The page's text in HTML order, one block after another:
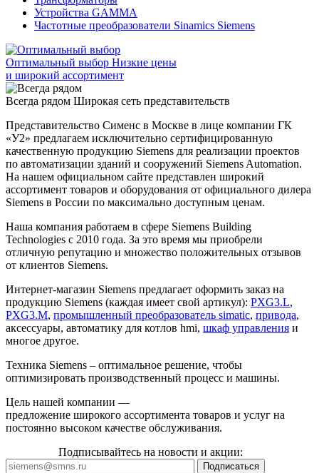
Устройства GAMMA
Частотные преобразователи Sinamics Siemens
Оптимальный выбор Низкие цены
и широкий ассортимент
Всегда рядом Широкая сеть представительств
Представительство Сименс в Москве в лице компании ГК
«У2» предлагаем исключительно сертифицированную
качественную продукцию Siemens для реализации проектов
по автоматизации зданий и сооружений Siemens Automation.
На нашем официальном сайте представлен широкий
ассортимент товаров и оборудования от официального дилера
Siemens в России по максимально доступным ценам.
Наша компания работаем в сфере Siemens Building
Technologies с 2010 года. За это время мы приобрели
отличную репутацию и множество положительных отзывов
от клиентов Siemens.
Интернет-магазин Siemens предлагает оформить заказ на
продукцию Siemens (каждая имеет свой артикул): PXG3.L,
PXG3.M, промышленный преобразователь simatic, привода,
аксессуары, автоматику для котлов hmi, шкаф управления и
многое другое.
Техника Siemens – оптимальное решение, чтобы
оптимизировать производственный процесс и машины.
Цель нашей компании —
предложение широкого ассортимента товаров и услуг на
постоянно высоком качестве обслуживания.
Подписывайтесь на новости и акции: